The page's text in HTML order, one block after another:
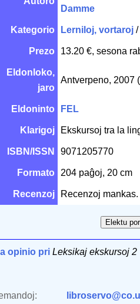
Damme
Kategorio Lerniloj, vortaroj /
Prezo 13.20 €, sesona
Eldonloko,
jaro
Antverpeno, 2007
Eldoninto FEL
Klarigoj Ekskursoj tra la
ISBN/ISSN 9071205770
Formato 204 paĝoj, 20 cm
Recenzoj Recenzoj mankas.
opinio pri Leksikaj ekskursoj 2